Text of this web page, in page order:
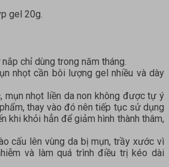
gel 20g.
chỉ dùng trong năm tháng.
nhọt cần bôi lượng gel nhiều và dày
mụn nhọt liền da non không được tự ý
thay vào đó nên tiếp tục sử dụng
khi khỏi hẳn để giảm hình thành thâm,
cấu lên vùng da bị mụn, trầy xước vì
và làm quá trình điều trị kéo dài